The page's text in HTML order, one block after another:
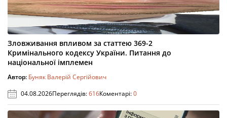
Зловживання впливом за статтею 369-2
Кримінального кодексу України. Питання до
національної імплемен
Автор: Буняк Валерій Сергійович
04.08.2026Переглядів:616Коментарі:0